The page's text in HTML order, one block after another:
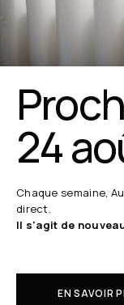
24
Chaque semaine,
direct.
Il s'agit de
EN SAVOIR